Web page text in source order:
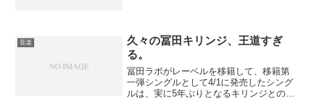
ん...
音楽
久々の冨田キリンジ、王道すぎ
る。
冨田ラボがレーベルを移籍して、移籍第
一弾シングルとして4/1に発売したシング
ルは、実に5年ぶりとなるキリンジとのコ